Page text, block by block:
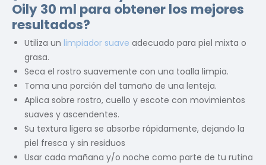
Oily 30 ml para obtener los mejores
resultados?
Utiliza un limpiador suave adecuado para piel mixta o
grasa.
Seca el rostro suavemente con una toalla limpia.
Toma una porción del tamaño de una lenteja.
Aplica sobre rostro, cuello y escote con movimientos
suaves y ascendentes.
Su textura ligera se absorbe rápidamente, dejando la
piel fresca y sin residuos
Usar cada mañana y/o noche como parte de tu rutina